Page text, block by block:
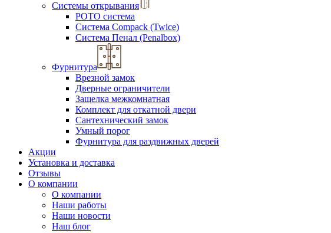
Системы открывания
РОТО система
Система Compack (Twice)
Система Пенал (Penalbox)
Фурнитура
Врезной замок
Дверные ограничители
Защелка межкомнатная
Комплект для откатной двери
Сантехнический замок
Умный порог
Фурнитура для раздвижных дверей
Акции
Установка и доставка
Отзывы
О компании
О компании
Наши работы
Наши новости
Наш блог